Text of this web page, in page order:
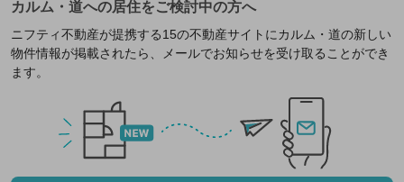
カルム・道への居住をご検討中の方へ
ニフティ不動産が提携する15の不動産サイトにカルム・道の新しい
物件情報が掲載されたら、メールでお知らせを受け取ることができ
ます。